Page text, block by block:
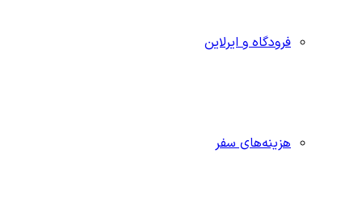
فرودگاه و ایرلاین
هزینه‌های سفر